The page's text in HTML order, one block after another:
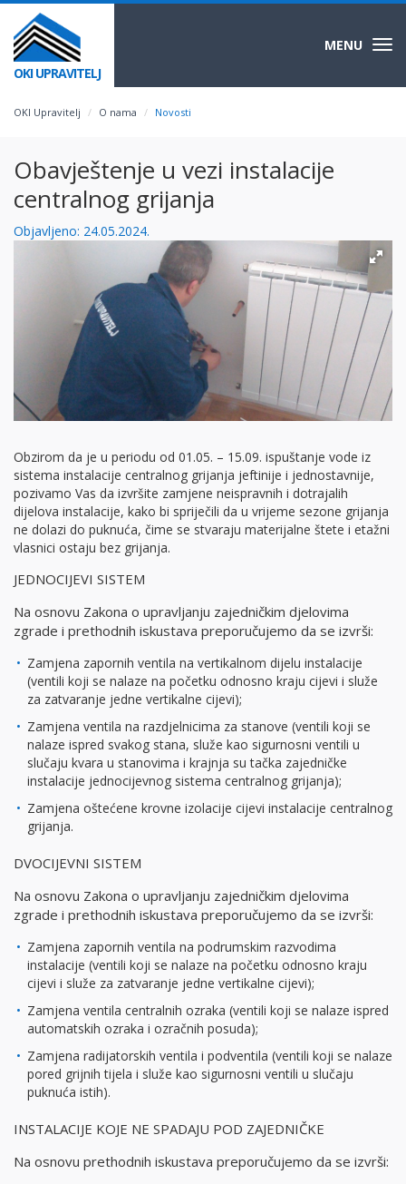
OKI UPRAVITELJ
MENU
OKI Upravitelj O nama Novosti
Obavještenje u vezi instalacije
centralnog grijanja
Objavljeno: 24.05.2024.
Obzirom da je u periodu od 01.05. – 15.09. ispuštanje vode iz
sistema instalacije centralnog grijanja jeftinije i jednostavnije,
pozivamo Vas da izvršite zamjene neispravnih i dotrajalih
dijelova instalacije, kako bi spriječili da u vrijeme sezone grijanja
ne dolazi do puknuća, čime se stvaraju materijalne štete i etažni
vlasnici ostaju bez grijanja.
JEDNOCIJEVI SISTEM
Na osnovu Zakona o upravljanju zajedničkim djelovima
zgrade i prethodnih iskustava preporučujemo da se izvrši:
Zamjena zapornih ventila na vertikalnom dijelu instalacije
(ventili koji se nalaze na početku odnosno kraju cijevi i služe
za zatvaranje jedne vertikalne cijevi);
Zamjena ventila na razdjelnicima za stanove (ventili koji se
nalaze ispred svakog stana, služe kao sigurnosni ventili u
slučaju kvara u stanovima i krajnja su tačka zajedničke
instalacije jednocijevnog sistema centralnog grijanja);
Zamjena oštećene krovne izolacije cijevi instalacije centralnog
grijanja.
DVOCIJEVNI SISTEM
Na osnovu Zakona o upravljanju zajedničkim djelovima
zgrade i prethodnih iskustava preporučujemo da se izvrši:
Zamjena zapornih ventila na podrumskim razvodima
instalacije (ventili koji se nalaze na početku odnosno kraju
cijevi i služe za zatvaranje jedne vertikalne cijevi);
Zamjena ventila centralnih ozraka (ventili koji se nalaze ispred
automatskih ozraka i ozračnih posuda);
Zamjena radijatorskih ventila i podventila (ventili koji se nalaze
pored grijnih tijela i služe kao sigurnosni ventili u slučaju
puknuća istih).
INSTALACIJE KOJE NE SPADAJU POD ZAJEDNIČKE
Na osnovu prethodnih iskustava preporučujemo da se izvrši: